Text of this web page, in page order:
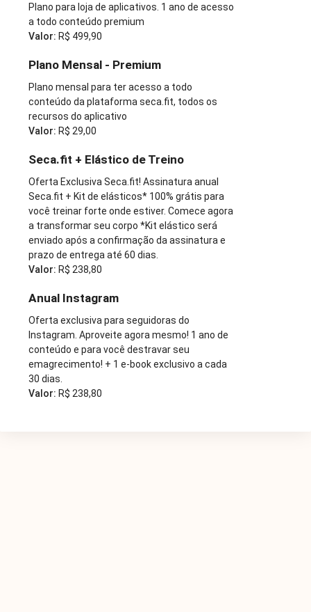
Plano para loja de aplicativos. 1 ano de acesso
a todo conteúdo premium
Valor: R$ 499,90
Plano Mensal - Premium
Plano mensal para ter acesso a todo
conteúdo da plataforma seca.fit, todos os
recursos do aplicativo
Valor: R$ 29,00
Seca.fit + Elástico de Treino
Oferta Exclusiva Seca.fit! Assinatura anual
Seca.fit + Kit de elásticos* 100% grátis para
você treinar forte onde estiver. Comece agora
a transformar seu corpo *Kit elástico será
enviado após a confirmação da assinatura e
prazo de entrega até 60 dias.
Valor: R$ 238,80
Anual Instagram
Oferta exclusiva para seguidoras do
Instagram. Aproveite agora mesmo! 1 ano de
conteúdo e para você destravar seu
emagrecimento! + 1 e-book exclusivo a cada
30 dias.
Valor: R$ 238,80